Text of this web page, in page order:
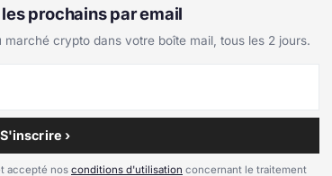
prochains par email
crypto dans votre boîte mail, tous les 2 jours.
S'inscrire ›
accepté nos conditions d'utilisation concernant le traitement